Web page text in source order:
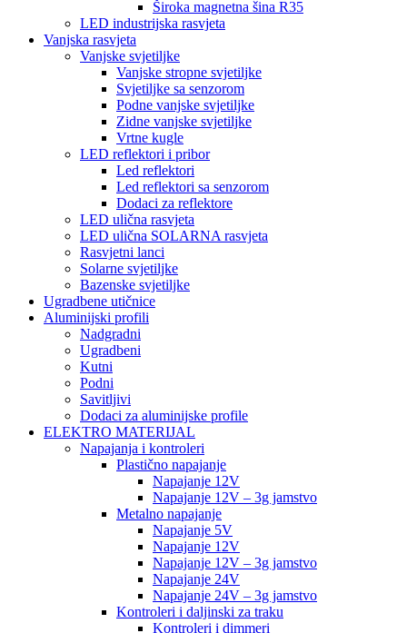
Široka magnetna šina R35
LED industrijska rasvjeta
Vanjska rasvjeta
Vanjske svjetiljke
Vanjske stropne svjetiljke
Svjetiljke sa senzorom
Podne vanjske svjetiljke
Zidne vanjske svjetiljke
Vrtne kugle
LED reflektori i pribor
Led reflektori
Led reflektori sa senzorom
Dodaci za reflektore
LED ulična rasvjeta
LED ulična SOLARNA rasvjeta
Rasvjetni lanci
Solarne svjetiljke
Bazenske svjetiljke
Ugradbene utičnice
Aluminijski profili
Nadgradni
Ugradbeni
Kutni
Podni
Savitljivi
Dodaci za aluminijske profile
ELEKTRO MATERIJAL
Napajanja i kontroleri
Plastično napajanje
Napajanje 12V
Napajanje 12V – 3g jamstvo
Metalno napajanje
Napajanje 5V
Napajanje 12V
Napajanje 12V – 3g jamstvo
Napajanje 24V
Napajanje 24V – 3g jamstvo
Kontroleri i daljinski za traku
Kontroleri i dimmeri